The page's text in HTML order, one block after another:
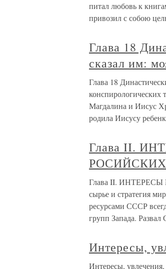
питал любовь к
привозил с собою
Глава 18
сказал им:
Глава 18
конспирологических
Магдалина и Иисус
родила Иисусу
Глава II.
Глава II.
сырье и стратегия
ресурсами СССР
групп Запада. Развал
Интересы,
Интересы,